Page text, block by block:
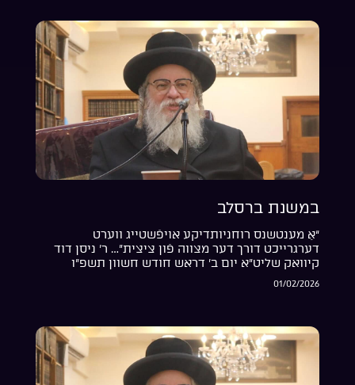
במשנת ברסלב
“אַ מענטשנס רוחניותדיקע אויפֿשטייג ווערט
דערגרייכט דורך דער מצווה פֿון ציצית”… ר’ ניסן דוד
קיוואק שליט”א יום ב’ דראש חודש חשוון תשפ”ו
01/02/2026